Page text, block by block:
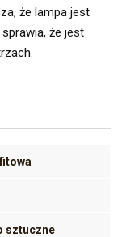
że lampa jest
że jest
sztuczne